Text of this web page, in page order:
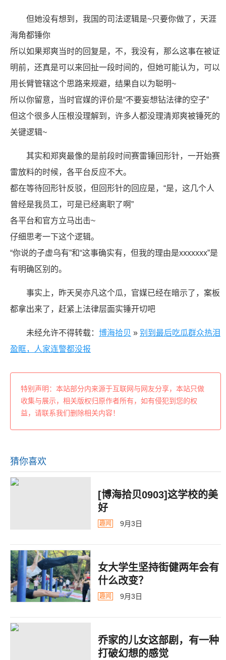
但她没有想到，我国的司法逻辑是~只要你做了，天涯
海角都锤你
所以如果郑爽当时的回复是，不，我没有，那么这事在被证
明前，还真是可以来回扯一段时间的，但她可能认为，可以
用长臂管辖这个思路来规避，结果自以为聪明~
所以你留意，当时官媒的评价是“不要妄想钻法律的空子”
但这个很多人压根没理解到，许多人都没理清郑爽被锤死的
关键逻辑~
其实和郑爽最像的是前段时间赛雷锤回形针，一开始赛
雷放料的时候，各平台反应不大。
都在等待回形针反驳，但回形针的回应是，“是，这几个人
曾经是我员工，可是已经离职了啊”
各平台和官方立马出击~
仔细思考一下这个逻辑。
“你说的子虚乌有”和“这事确实有，但我的理由是xxxxxxx”是
有明确区别的。
事实上，昨天吴亦凡这个瓜，官媒已经在暗示了，案板
都拿出来了，赶紧上法律层面实锤开切吧
未经允许不得转载： 博海拾贝 » 别到最后吃瓜群众热泪
盈眶，人家连警都没报
特别声明：本站部分内来源于互联网与网友分享，本站只做
收集与展示，相关版权归原作者所有，如有侵犯到您的权
益，请联系我们删除相关内容！
猜你喜欢
[博海拾贝0903]这学校的美
好
趣闻 9月3日
女大学生坚持街健两年会有
什么改变？
趣闻 9月3日
乔家的儿女这部剧，有一种
打破幻想的感觉